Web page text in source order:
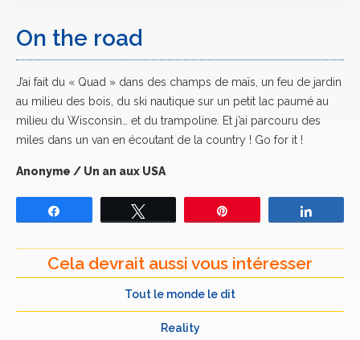
On the road
J’ai fait du « Quad » dans des champs de maïs, un feu de jardin
au milieu des bois, du ski nautique sur un petit lac paumé au
milieu du Wisconsin… et du trampoline. Et j’ai parcouru des
miles dans un van en écoutant de la country ! Go for it !
Anonyme / Un an aux USA
Cela devrait aussi vous intéresser
Tout le monde le dit
Reality